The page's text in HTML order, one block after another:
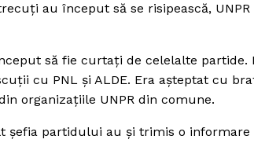
au început să se risipească, UNPR
să fie curtaţi de celelalte partide.
cu PNL şi ALDE. Era aşteptat cu
organizaţiile UNPR din comune.
şefia partidului au şi trimis o